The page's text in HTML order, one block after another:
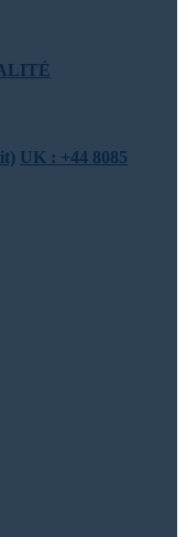
UK : +44 8085